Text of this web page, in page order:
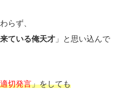
らず、
ている俺天才 」と思い込んで
切発言」をしても